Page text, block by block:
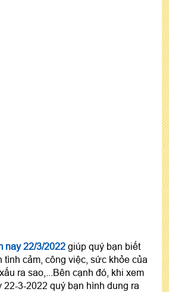
nay 22/3/2022 giúp quý bạn biết
cảm, công việc, sức khỏe của
ra sao,...Bên cạnh đó, khi xem
3-2022 quý bạn hình dung ra